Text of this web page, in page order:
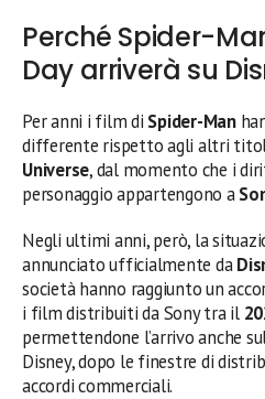
Perché Spider-
Day arriverà su
Per anni i film di Spider-Man
differente rispetto agli altri
Universe, dal momento che i
personaggio appartengono a
Negli ultimi anni, però, la
annunciato ufficialmente da
società hanno raggiunto un
i film distribuiti da Sony tra il
permettendone l’arrivo anche
Disney, dopo le finestre di
accordi commerciali.